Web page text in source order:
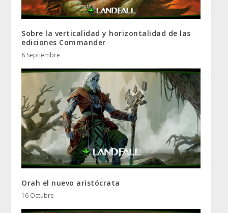
Sobre la verticalidad y horizontalidad de las
ediciones Commander
8 Septiembre
Orah el nuevo aristócrata
16 Octubre